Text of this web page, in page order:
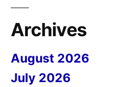
Archives
August 2026
July 2026